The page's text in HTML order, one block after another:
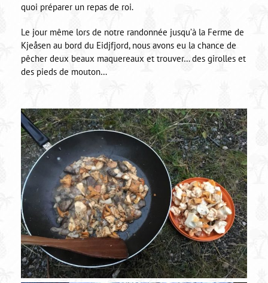
quoi préparer un repas de roi.
Le jour même lors de notre randonnée jusqu’à la Ferme de
Kjeåsen au bord du Eidjfjord, nous avons eu la chance de
pêcher deux beaux maquereaux et trouver… des girolles et
des pieds de mouton…